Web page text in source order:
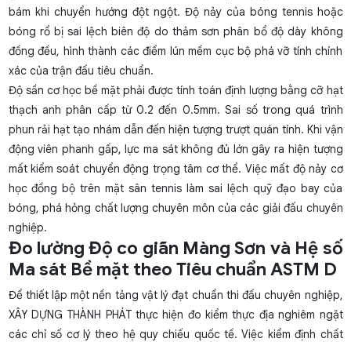
bám khi chuyển hướng đột ngột. Độ nảy của bóng tennis hoặc
bóng rổ bị sai lệch biên độ do thảm sơn phân bổ độ dày không
đồng đều, hình thành các điểm lún mềm cục bộ phá vỡ tính chính
xác của trận đấu tiêu chuẩn.
Độ sần cơ học bề mặt phải được tính toán định lượng bằng cỡ hạt
thạch anh phân cấp từ 0.2 đến 0.5mm. Sai số trong quá trình
phun rải hạt tạo nhám dẫn đến hiện tượng trượt quán tính. Khi vận
động viên phanh gấp, lực ma sát không đủ lớn gây ra hiện tượng
mất kiểm soát chuyển động trọng tâm cơ thể. Việc mất độ nảy cơ
học đồng bộ trên mặt sân tennis làm sai lệch quỹ đạo bay của
bóng, phá hỏng chất lượng chuyên môn của các giải đấu chuyên
nghiệp.
Đo lường Độ co giãn Màng Sơn và Hệ số
Ma sát Bề mặt theo Tiêu chuẩn ASTM D
Để thiết lập một nền tảng vật lý đạt chuẩn thi đấu chuyên nghiệp,
XÂY DỰNG THÀNH PHÁT thực hiện đo kiểm thực địa nghiêm ngặt
các chỉ số cơ lý theo hệ quy chiếu quốc tế. Việc kiểm định chất